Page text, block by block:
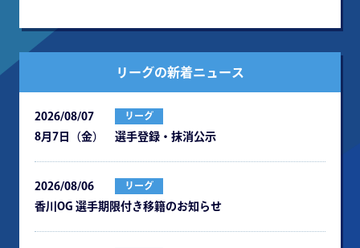
リーグの新着ニュース
2026/08/07 リーグ
8月7日（金） 選手登録・抹消公示
2026/08/06 リーグ
⾹川OG 選⼿期限付き移籍のお知らせ